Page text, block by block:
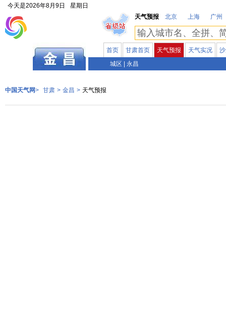
今天是2026年8月9日
星期日
天气预报
北京 上海 广州
首页 甘肃首页 天气预报 天气实况
城区
永昌
中国天气网> 甘肃 > 金昌 > 天气预报